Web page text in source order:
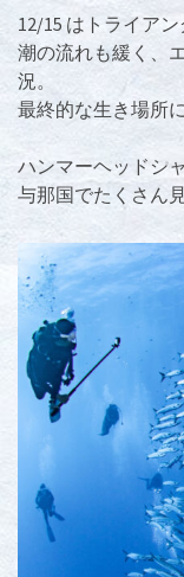
12/15 はトライアン
潮の流れも緩く、
況。
最終的な生き場所
ハンマーヘッドシ
与那国でたくさん